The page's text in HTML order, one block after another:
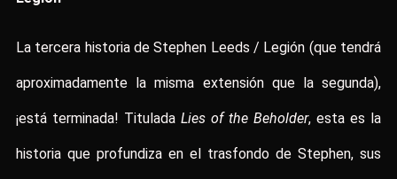
La tercera historia de Stephen Leeds / Legión (que tendrá
aproximadamente la misma extensión que la segunda),
¡está terminada! Titulada Lies of the Beholder, esta es la
historia que profundiza en el trasfondo de Stephen, sus